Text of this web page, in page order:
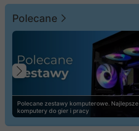
Polecane
Polecane zestawy komputerowe. Najlepsze
komputery do gier i pracy
Poprzedni